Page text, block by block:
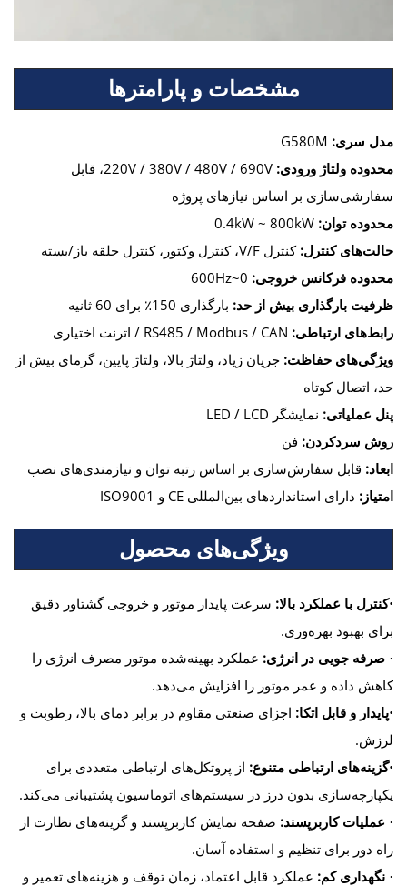
مشخصات و پارامترها
مدل سری: G580M
محدوده ولتاژ ورودی:
220V / 380V / 480V / 690V، قابل
سفارشی‌سازی بر اساس نیازهای پروژه
محدوده توان: 0.4kW ~ 800kW
حالت‌های کنترل:کنترل V/F، کنترل وکتور، کنترل حلقه باز/بسته
محدوده فرکانس خروجی: 0~600Hz
ظرفیت بارگذاری بیش از حد: بارگذاری 150٪ برای 60 ثانیه
رابط‌های ارتباطی: RS485 / Modbus / CAN / اترنت اختیاری
ویژگی‌های حفاظت: جریان زیاد، ولتاژ بالا، ولتاژ پایین، گرمای بیش از
حد، اتصال کوتاه
پنل عملیاتی: نمایشگر LED / LCD
روش سردکردن: فن
ابعاد: قابل سفارش‌سازی بر اساس رتبه توان و نیازمندی‌های نصب
امتیاز: دارای استانداردهای بین‌المللی CE و ISO9001
ویژگی‌های محصول
·کنترل با عملکرد بالا: سرعت پایدار موتور و خروجی گشتاور دقیق
برای بهبود بهره‌وری.
· صرفه جویی در انرژی: عملکرد بهینه‌شده موتور مصرف انرژی را
کاهش داده و عمر موتور را افزایش می‌دهد.
·پایدار و قابل اتکا: اجزای صنعتی مقاوم در برابر دمای بالا، رطوبت و
لرزش.
·گزینه‌های ارتباطی متنوع: از پروتکل‌های ارتباطی متعددی برای
یکپارچه‌سازی بدون درز در سیستم‌های اتوماسیون پشتیبانی می‌کند.
· عملیات کاربرپسند: صفحه نمایش کاربرپسند و گزینه‌های نظارت از
راه دور برای تنظیم و استفاده آسان.
· نگهداری کم: عملکرد قابل اعتماد، زمان توقف و هزینه‌های تعمیر و